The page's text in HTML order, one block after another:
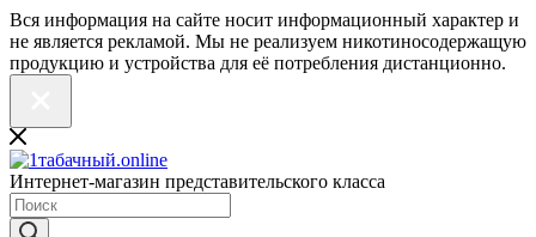
Вся информация на сайте носит информационный характер и
не является рекламой. Мы не реализуем никотиносодержащую
продукцию и устройства для её потребления дистанционно.
Интернет-магазин представительского класса